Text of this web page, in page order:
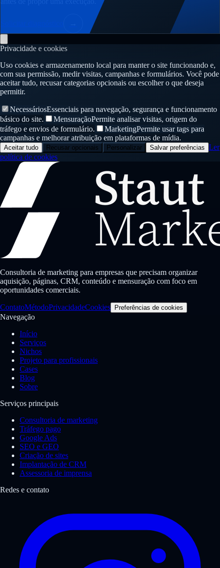
Privacidade e cookies
Uso cookies e armazenamento local para manter o site funcionando e,
com sua permissão, medir visitas, campanhas e formulários. Você pode
aceitar tudo, recusar categorias opcionais ou escolher o que deseja
permitir.
NecessáriosEssenciais para navegação, segurança e funcionamento
básico do site.
MensuraçãoPermite analisar visitas, origem do
tráfego e envios de formulário.
MarketingPermite usar tags para
campanhas e melhorar atribuição em plataformas de mídia.
Aceitar tudo Recusar opcionais Personalizar Salvar preferências Ler
política de cookies
Consultoria de marketing para empresas que precisam organizar
aquisição, páginas, CRM, conteúdo e mensuração com foco em
oportunidades comerciais.
ContatoMétodoPrivacidadeCookies Preferências de cookies
Navegação
Início
Serviços
Nichos
Projeto para profissionais
Cases
Blog
Sobre
Serviços principais
Consultoria de marketing
Tráfego pago
Google Ads
SEO e GEO
Criação de sites
Implantação de CRM
Assessoria de imprensa
Redes e contato